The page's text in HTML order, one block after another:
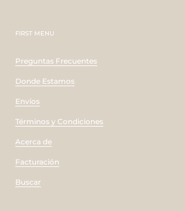
FIRST MENU
Preguntas Frecuentes
Donde Estamos
Envíos
Términos y Condiciones
Acerca de
Facturación
Buscar